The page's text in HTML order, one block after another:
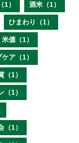
1） 酒米（1）
ひまわり（1）
米価（1）
ケア（1）
（1）
（1）
（1）